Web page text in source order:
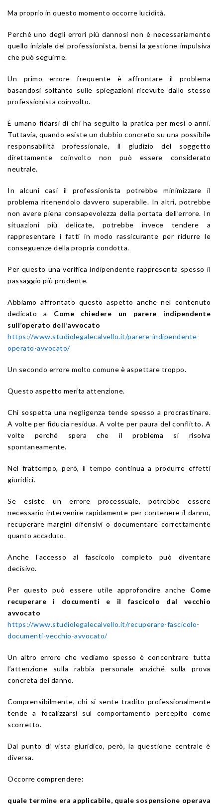
Ma proprio in questo momento occorre lucidità.
Perché uno degli errori più dannosi non è necessariamente
quello iniziale del professionista, bensì la gestione impulsiva
che può seguirne.
Un primo errore frequente è affrontare il problema
basandosi soltanto sulle spiegazioni ricevute dallo stesso
professionista coinvolto.
È umano fidarsi di chi ha seguito la pratica per mesi o anni.
Tuttavia, quando esiste un dubbio concreto su una possibile
responsabilità professionale, il giudizio del soggetto
direttamente coinvolto non può essere considerato
neutrale.
In alcuni casi il professionista potrebbe minimizzare il
problema ritenendolo davvero superabile. In altri, potrebbe
non avere piena consapevolezza della portata dell’errore. In
situazioni più delicate, potrebbe invece tendere a
rappresentare i fatti in modo rassicurante per ridurre le
conseguenze della propria condotta.
Per questo una verifica indipendente rappresenta spesso il
passaggio più prudente.
Abbiamo affrontato questo aspetto anche nel contenuto
dedicato a Come chiedere un parere indipendente
sull’operato dell’avvocato
https://www.studiolegalecalvello.it/parere-indipendente-
operato-avvocato/
Un secondo errore molto comune è aspettare troppo.
Questo aspetto merita attenzione.
Chi sospetta una negligenza tende spesso a procrastinare.
A volte per fiducia residua. A volte per paura del conflitto. A
volte perché spera che il problema si risolva
spontaneamente.
Nel frattempo, però, il tempo continua a produrre effetti
giuridici.
Se esiste un errore processuale, potrebbe essere
necessario intervenire rapidamente per contenere il danno,
recuperare margini difensivi o documentare correttamente
quanto accaduto.
Anche l’accesso al fascicolo completo può diventare
decisivo.
Per questo può essere utile approfondire anche Come
recuperare i documenti e il fascicolo dal vecchio
avvocato
https://www.studiolegalecalvello.it/recuperare-fascicolo-
documenti-vecchio-avvocato/
Un altro errore che vediamo spesso è concentrare tutta
l’attenzione sulla rabbia personale anziché sulla prova
concreta del danno.
Comprensibilmente, chi si sente tradito professionalmente
tende a focalizzarsi sul comportamento percepito come
scorretto.
Dal punto di vista giuridico, però, la questione centrale è
diversa.
Occorre comprendere:
quale termine era applicabile, quale sospensione operava